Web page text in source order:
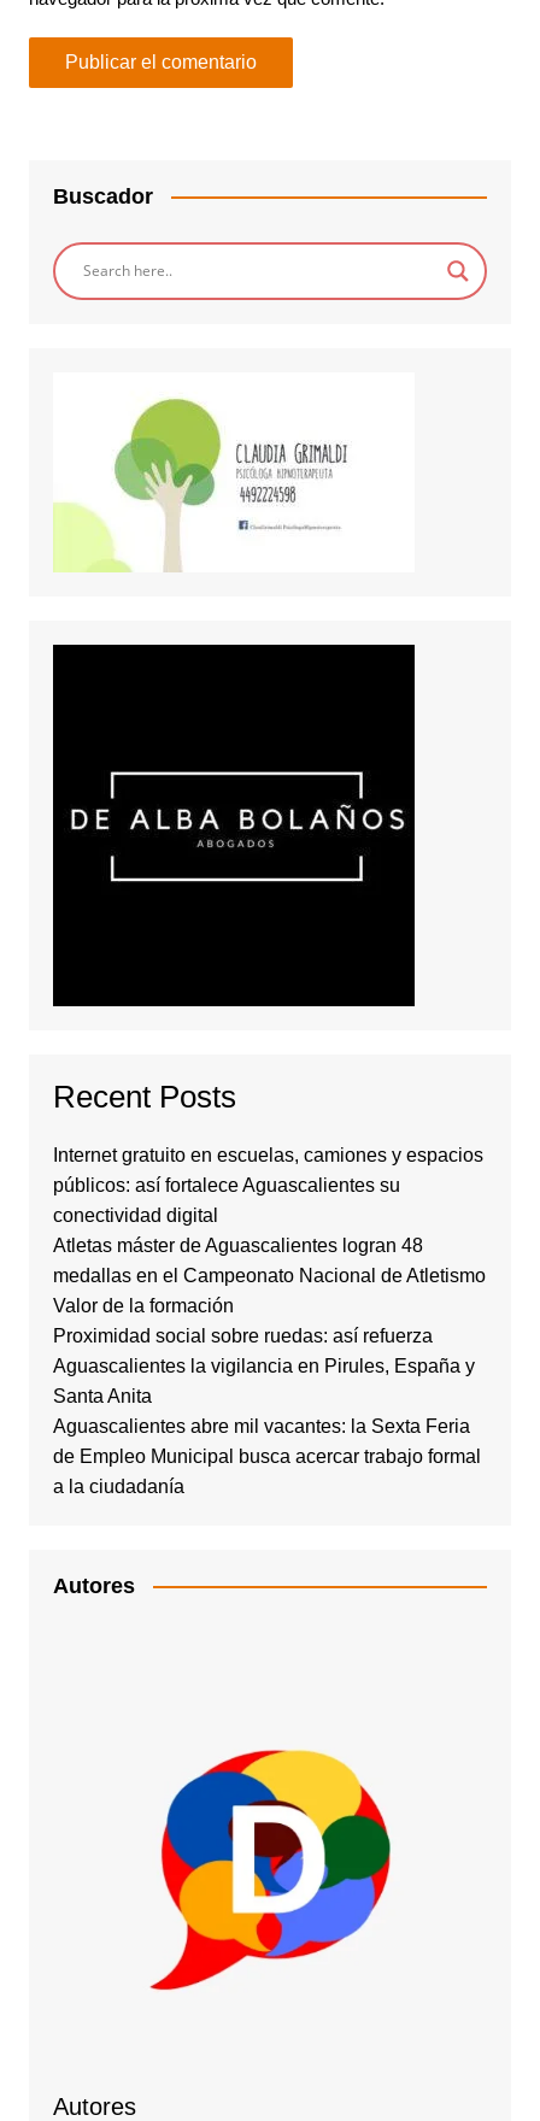
Buscador
Recent Posts
Internet gratuito en escuelas, camiones y espacios
públicos: así fortalece Aguascalientes su
conectividad digital
Atletas máster de Aguascalientes logran 48
medallas en el Campeonato Nacional de Atletismo
Valor de la formación
Proximidad social sobre ruedas: así refuerza
Aguascalientes la vigilancia en Pirules, España y
Santa Anita
Aguascalientes abre mil vacantes: la Sexta Feria
de Empleo Municipal busca acercar trabajo formal
a la ciudadanía
Autores
Autores